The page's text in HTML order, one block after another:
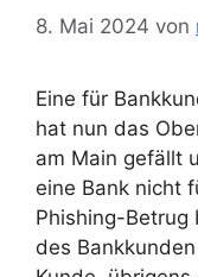
8. Mai 2024 von
Eine für
hat nun das
am Main gefällt
eine Bank nicht
Phishing-Betrug
des